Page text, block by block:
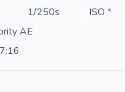
1/250s
ISO *
AE